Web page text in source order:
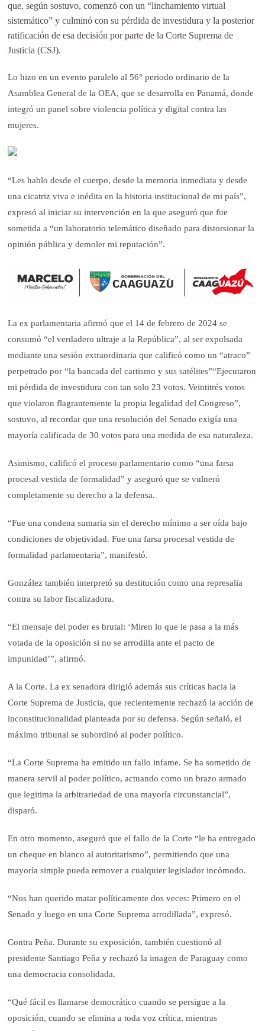
que, según sostuvo, comenzó con un “linchamiento virtual
sistemático” y culminó con su pérdida de investidura y la posterior
ratificación de esa decisión por parte de la Corte Suprema de
Justicia (CSJ).
Lo hizo en un evento paralelo al 56° periodo ordinario de la
Asamblea General de la OEA, que se desarrolla en Panamá, donde
integró un panel sobre violencia política y digital contra las
mujeres.
“Les hablo desde el cuerpo, desde la memoria inmediata y desde
una cicatriz viva e inédita en la historia institucional de mi país”,
expresó al iniciar su intervención en la que aseguró que fue
sometida a “un laboratorio telemático diseñado para distorsionar la
opinión pública y demoler mi reputación”.
La ex parlamentaria afirmó que el 14 de febrero de 2024 se
consumó “el verdadero ultraje a la República”, al ser expulsada
mediante una sesión extraordinaria que calificó como un “atraco”
perpetrado por “la bancada del cartismo y sus satélites”“Ejecutaron
mi pérdida de investidura con tan solo 23 votos. Veintitrés votos
que violaron flagrantemente la propia legalidad del Congreso”,
sostuvo, al recordar que una resolución del Senado exigía una
mayoría calificada de 30 votos para una medida de esa naturaleza.
Asimismo, calificó el proceso parlamentario como “una farsa
procesal vestida de formalidad” y aseguró que se vulneró
completamente su derecho a la defensa.
“Fue una condena sumaria sin el derecho mínimo a ser oída bajo
condiciones de objetividad. Fue una farsa procesal vestida de
formalidad parlamentaria”, manifestó.
González también interpretó su destitución como una represalia
contra su labor fiscalizadora.
“El mensaje del poder es brutal: ‘Miren lo que le pasa a la más
votada de la oposición si no se arrodilla ante el pacto de
impunidad’”, afirmó.
A la Corte. La ex senadora dirigió además sus críticas hacia la
Corte Suprema de Justicia, que recientemente rechazó la acción de
inconstitucionalidad planteada por su defensa. Según señaló, el
máximo tribunal se subordinó al poder político.
“La Corte Suprema ha emitido un fallo infame. Se ha sometido de
manera servil al poder político, actuando como un brazo armado
que legitima la arbitrariedad de una mayoría circunstancial”,
disparó.
En otro momento, aseguró que el fallo de la Corte “le ha entregado
un cheque en blanco al autoritarismo”, permitiendo que una
mayoría simple pueda remover a cualquier legislador incómodo.
“Nos han querido matar políticamente dos veces: Primero en el
Senado y luego en una Corte Suprema arrodillada”, expresó.
Contra Peña. Durante su exposición, también cuestionó al
presidente Santiago Peña y rechazó la imagen de Paraguay como
una democracia consolidada.
“Qué fácil es llamarse democrático cuando se persigue a la
oposición, cuando se elimina a toda voz crítica, mientras